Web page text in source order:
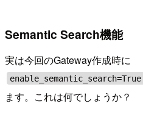
Semantic Search機能
実は今回のGateway作成時に
enable_semantic_search=True
ます。これは何でしょうか？